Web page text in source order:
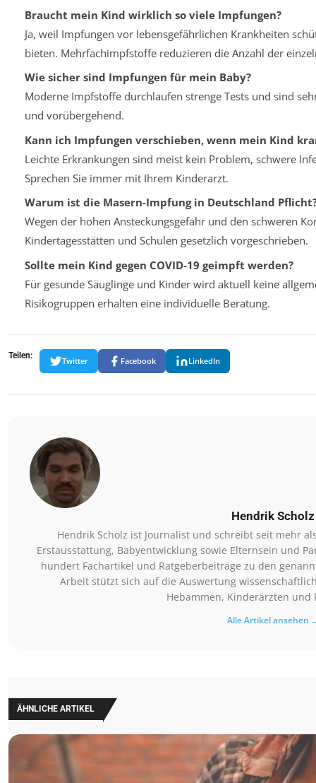
Braucht mein Kind wirklich so viele Impfungen?
Ja, weil Impfungen vor lebensgefährlichen Krankheiten
bieten. Mehrfachimpfstoffe reduzieren die Anzahl der
Wie sicher sind Impfungen für mein Baby?
Moderne Impfstoffe durchlaufen strenge Tests und sind
und vorübergehend.
Kann ich Impfungen verschieben, wenn mein Kind
Leichte Erkrankungen sind meist kein Problem, schwere
Sprechen Sie immer mit Ihrem Kinderarzt.
Warum ist die Masern-Impfung in Deutschland
Wegen der hohen Ansteckungsgefahr und den schweren
Kindertagesstätten und Schulen gesetzlich vorgeschrieben.
Sollte mein Kind gegen COVID-19 geimpft werden?
Für gesunde Säuglinge und Kinder wird aktuell keine
Risikogruppen erhalten eine individuelle Beratung.
Teilen:
Twitter Facebook LinkedIn
Hendrik Scholz
Hendrik Scholz ist Journalist und schreibt seit mehr
Erstausstattung, Babyentwicklung sowie Elternsein und
hundert Fachartikel und Ratgeberbeiträge zu den
Arbeit stützt sich auf die Auswertung
Hebammen, Kinderärzten und
Alle Artikel ansehen
ÄHNLICHE ARTIKEL